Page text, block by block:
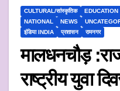
CULTURAL/सांस्कृतिक EDUCATION
NATIONAL
NEWS
इंडिया INDIA
प्रशासन रामनगर
मालधनचौड़
राष्ट्रीय युवा